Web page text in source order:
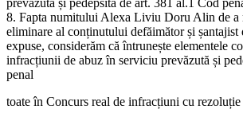
prevăzută și pedepsită de art. 381 al.1 Cod
8. Fapta numitului Alexa Liviu Doru Alin de a
eliminare al conținutului defăimător și șantajist
expuse, considerăm că întrunește elementele
infracțiunii de abuz în serviciu prevăzută și
penal
toate în Concurs real de infracțiuni cu